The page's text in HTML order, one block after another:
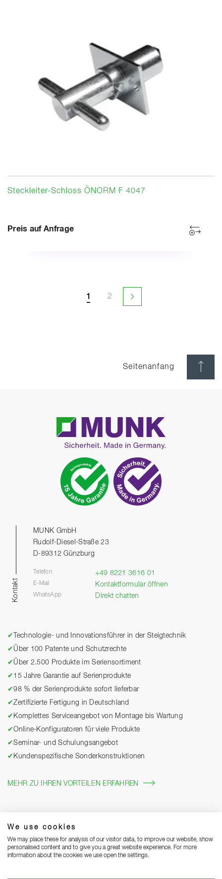
We use cookies
We may place these for analysis of our visitor data, to improve our website, show
personalised content and to give you a great website experience. For more
information about the cookies we use open the settings.
Steckleiter-Schloss ÖNORM F 4047
Preis auf Anfrage
1 2
Nächste Seite
Seitenanfang
Kontakt
MUNK GmbH
Rudolf-Diesel-Straße 23
D-89312 Günzburg
Telefon +49 8221 3616 01
E-Mail Kontaktformular öffnen
WhatsApp Direkt chatten
✔
Technologie- und Innovationsführer in der Steigtechnik
✔ Über 100 Patente und Schutzrechte
✔ Über 2.500 Produkte im Seriensortiment
✔ 15 Jahre Garantie auf Serienprodukte
✔98 % der Serienprodukte sofort lieferbar
✔Zertifizierte Fertigung in Deutschland
✔ Komplettes Serviceangebot von Montage bis Wartung
✔Online-Konfiguratoren für viele Produkte
✔Seminar- und Schulungsangebot
✔ Kundenspezifische Sonderkonstruktionen
MEHR ZU IHREN VORTEILEN ERFAHREN